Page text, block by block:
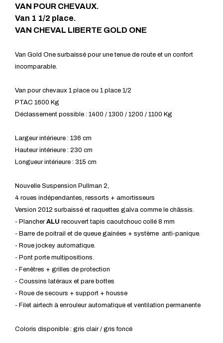
VAN POUR CHEVAUX.
Van 1 1/2 place.
VAN CHEVAL LIBERTE GOLD ONE
Van Gold One surbaissé pour une tenue de route et un confort
incomparable.
Van pour chevaux 1 place ou 1 place 1/2
PTAC 1600 Kg
Déclassement possible : 1400 / 1300 / 1200 / 1100 Kg
Largeur intérieure : 136 cm
Hauteur intérieure : 230 cm
Longueur intérieure : 315 cm
Nouvelle Suspension Pullman 2,
4 roues indépendantes, ressorts + amortisseurs
Version 2012 surbaissé et raquettes galva comme le châssis.
- PlancherALU recouvert tapis caoutchouc collé 8 mm
- Barre de poitrail et de queue gainées + système anti-panique.
- Roue jockey automatique.
- Pont porte multipositions.
- Fenêtres + grilles de protection
- Coussins latéraux et pare bottes
- Roue de secours + support + housse
- Filet airtech à enrouleur automatique et ventilation permanente
Coloris disponible : gris clair / gris foncé